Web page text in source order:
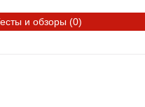
и обзоры (0)